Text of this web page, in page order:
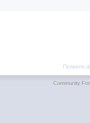
Правила
Community